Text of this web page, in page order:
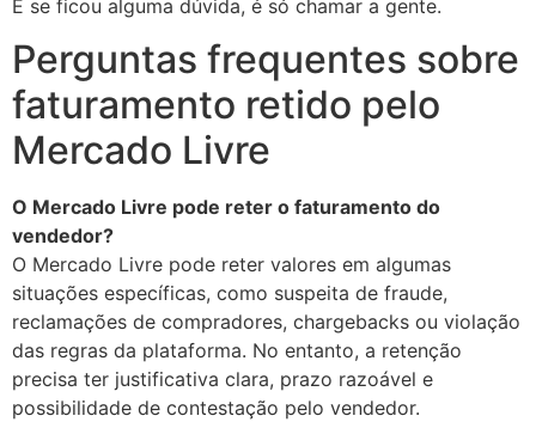
E se ficou alguma dúvida, é só chamar a gente.
Perguntas frequentes sobre
faturamento retido pelo
Mercado Livre
O Mercado Livre pode reter o faturamento do
vendedor?
O Mercado Livre pode reter valores em algumas
situações específicas, como suspeita de fraude,
reclamações de compradores, chargebacks ou violação
das regras da plataforma. No entanto, a retenção
precisa ter justificativa clara, prazo razoável e
possibilidade de contestação pelo vendedor.